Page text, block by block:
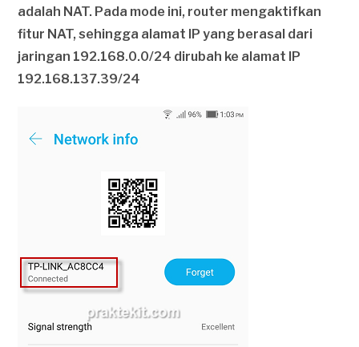
adalah NAT. Pada mode ini, router mengaktifkan
fitur NAT, sehingga alamat IP yang berasal dari
jaringan 192.168.0.0/24 dirubah ke alamat IP
192.168.137.39/24